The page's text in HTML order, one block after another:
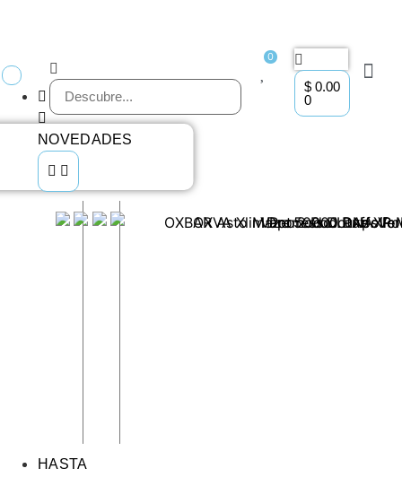
NOVEDADES
HASTA
0
$ 0.00
0